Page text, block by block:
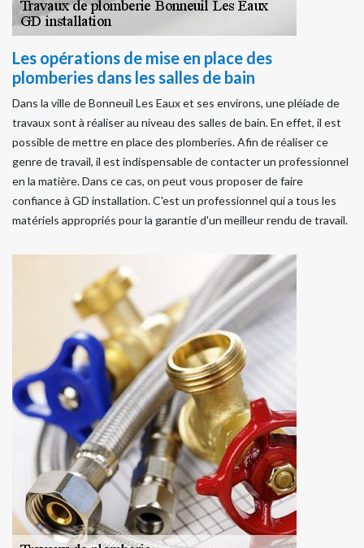
Les opérations de mise en place des
plomberies dans les salles de bain
Dans la ville de Bonneuil Les Eaux et ses environs, une pléiade de
travaux sont à réaliser au niveau des salles de bain. En effet, il est
possible de mettre en place des plomberies. Afin de réaliser ce
genre de travail, il est indispensable de contacter un professionnel
en la matière. Dans ce cas, on peut vous proposer de faire
confiance à GD installation. C'est un professionnel qui a tous les
matériels appropriés pour la garantie d'un meilleur rendu de travail.